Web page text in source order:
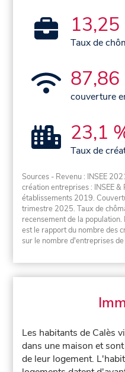
13,25
Taux de
87,86
couverture
23,1
Taux de
Sources - Revenu : INSEE
création entreprises : INSEE
établissements 2019.
trimestre 2025. Taux de
recensement de la
est le rapport du nombre des
sur le nombre d'entreprises
Les habitants de Calès
dans une maison et
de leur logement.